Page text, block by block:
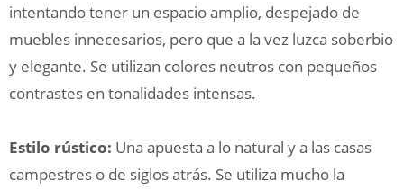
intentando tener un espacio amplio, despejado de
muebles innecesarios, pero que a la vez luzca soberbio
y elegante. Se utilizan colores neutros con pequeños
contrastes en tonalidades intensas.
Estilo rústico: Una apuesta a lo natural y a las casas
campestres o de siglos atrás. Se utiliza mucho la